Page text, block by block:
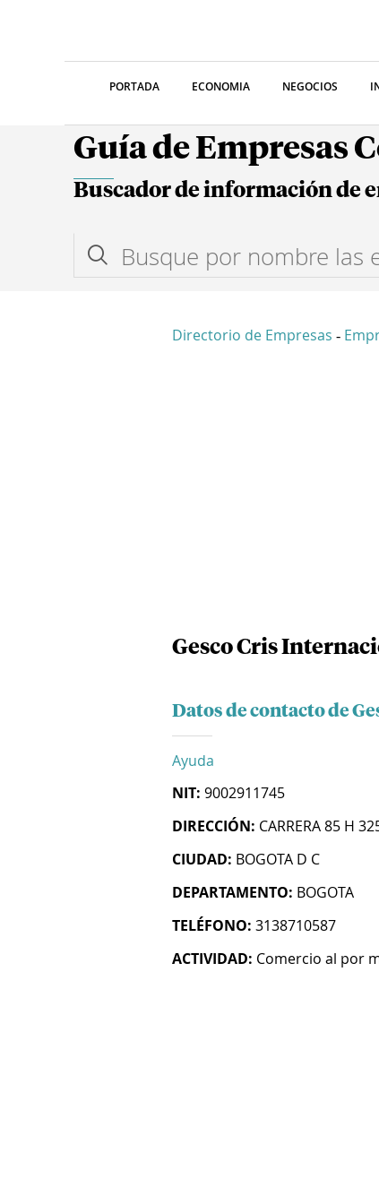
PORTADA ECONOMIA NEGOCIOS
Guía de Empresas
Buscador de información de
Directorio de Empresas -
Gesco Cris
Datos de contacto de
Ayuda
NIT: 9002911745
DIRECCIÓN: CARRERA 85 H
CIUDAD: BOGOTA D C
DEPARTAMENTO: BOGOTA
TELÉFONO: 3138710587
ACTIVIDAD: Comercio al por